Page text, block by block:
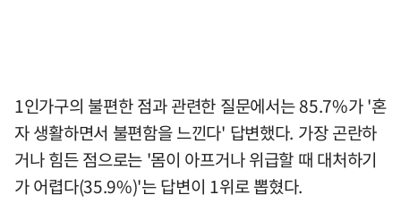
1인가구의 불편한 점과 관련한 질문에서는 85.7%가 '혼
자 생활하면서 불편함을 느낀다' 답변했다. 가장 곤란하
거나 힘든 점으로는 '몸이 아프거나 위급할 때 대처하기
가 어렵다(35.9%)'는 답변이 1위로 뽑혔다.